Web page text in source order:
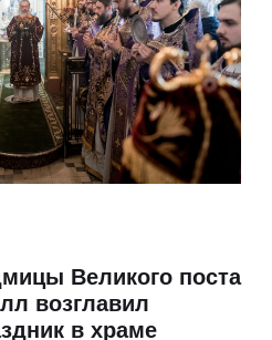
Великого поста
возглавил
в храме